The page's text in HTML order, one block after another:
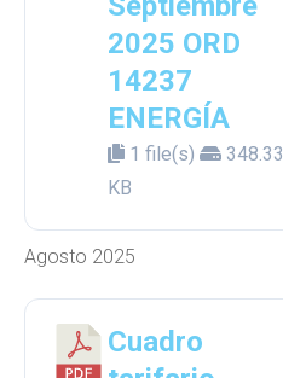
2025 ORD
14237
ENERGÍA
1 file(s)
348.33
KB
Agosto 2025
Cuadro